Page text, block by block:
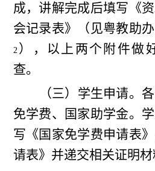
成，讲解完成后填写《
会记录表》（见粤教助
2），以上两个附件做
查。
（三）学生申请。
免学费、国家助学金。
写《国家免学费申请表
请表》并递交相关证明材